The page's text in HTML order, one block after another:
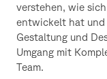
verstehen, wie
entwickelt hat und
Gestaltung und
Umgang mit
Team.